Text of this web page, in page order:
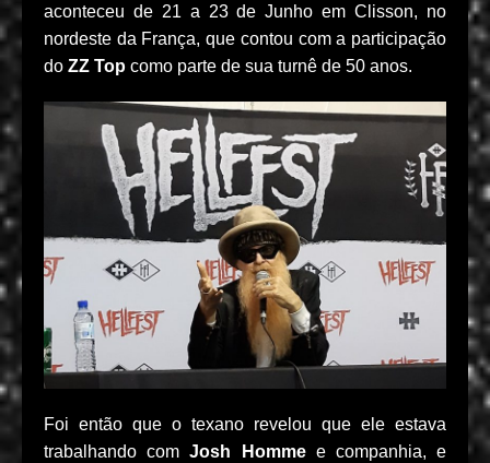
aconteceu de 21 a 23 de Junho em Clisson, no
nordeste da França, que contou com a participação
do ZZ Top como parte de sua turnê de 50 anos.
Foi então que o texano revelou que ele estava
trabalhando comJosh Hommee companhia, e